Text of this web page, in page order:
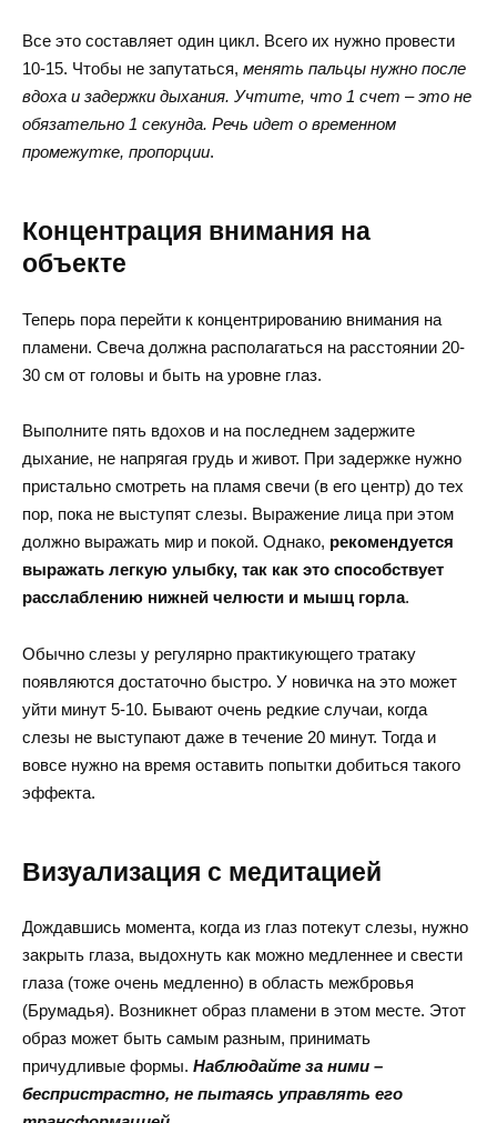
Все это составляет один цикл. Всего их нужно провести
10-15. Чтобы не запутаться, менять пальцы нужно после
вдоха и задержки дыхания. Учтите, что 1 счет – это не
обязательно 1 секунда. Речь идет о временном
промежутке, пропорции.
Концентрация внимания на
объекте
Теперь пора перейти к концентрированию внимания на
пламени. Свеча должна располагаться на расстоянии 20-
30 см от головы и быть на уровне глаз.
Выполните пять вдохов и на последнем задержите
дыхание, не напрягая грудь и живот. При задержке нужно
пристально смотреть на пламя свечи (в его центр) до тех
пор, пока не выступят слезы. Выражение лица при этом
должно выражать мир и покой. Однако, рекомендуется
выражать легкую улыбку, так как это способствует
расслаблению нижней челюсти и мышц горла.
Обычно слезы у регулярно практикующего тратаку
появляются достаточно быстро. У новичка на это может
уйти минут 5-10. Бывают очень редкие случаи, когда
слезы не выступают даже в течение 20 минут. Тогда и
вовсе нужно на время оставить попытки добиться такого
эффекта.
Визуализация с медитацией
Дождавшись момента, когда из глаз потекут слезы, нужно
закрыть глаза, выдохнуть как можно медленнее и свести
глаза (тоже очень медленно) в область межбровья
(Брумадья). Возникнет образ пламени в этом месте. Этот
образ может быть самым разным, принимать
причудливые формы. Наблюдайте за ними –
беспристрастно, не пытаясь управлять его